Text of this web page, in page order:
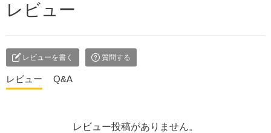
レビュー
レビューを書く 質問する
レビュー Q&A
レビュー投稿がありません。